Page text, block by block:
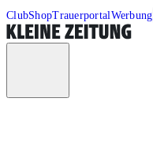
ClubShopTrauerportalWerbung